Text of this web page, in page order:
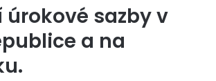
úrokové sazby v
a na